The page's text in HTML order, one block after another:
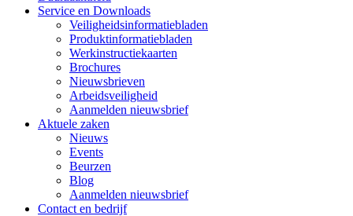
Service en Downloads
Veiligheidsinformatiebladen
Produktinformatiebladen
Werkinstructiekaarten
Brochures
Nieuwsbrieven
Arbeidsveiligheid
Aanmelden nieuwsbrief
Aktuele zaken
Nieuws
Events
Beurzen
Blog
Aanmelden nieuwsbrief
Contact en bedrijf